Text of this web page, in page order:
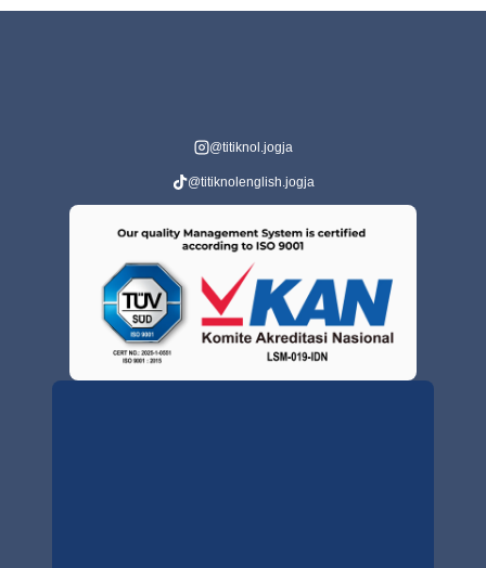
@titiknol.jogja
@titiknolenglish.jogja